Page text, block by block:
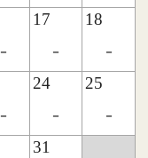
-
17
-
18
-
-
24
-
25
-
31